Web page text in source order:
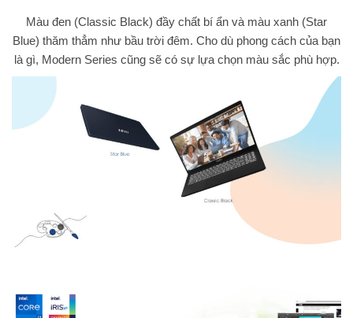
Màu đen (Classic Black) đầy chất bí ẩn và màu xanh (Star
Blue) thăm thẳm như bầu trời đêm. Cho dù phong cách của bạn
là gì, Modern Series cũng sẽ có sự lựa chọn màu sắc phù hợp.